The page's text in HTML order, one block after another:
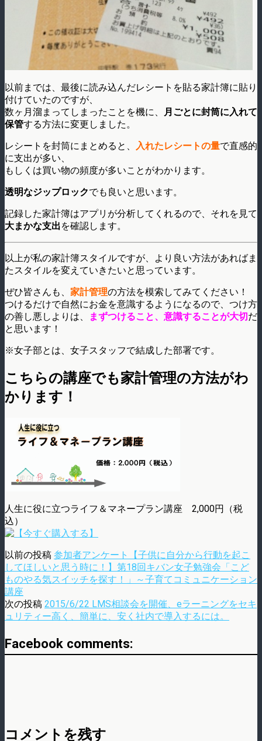
以前までは、最後に読み込んだレシートを貼る家計簿に貼り
付けていたのですが、
数ヶ月溜まってしまったことを機に、
月ごとに封筒に入れて
保管する方法に変更しました。
レシートを封筒にまとめると、
入れたレシートの量で直感的
に支出が多い、
もしくは買い物の頻度が多いことがわかります。
透明なジップロックでも良いと思います。
記録した家計簿はアプリが分析してくれるので、それを見て
大まかな支出を確認します。
以上が私の家計簿スタイルですが、より良い方法があればま
たスタイルを変えていきたいと思っています。
ぜひ皆さんも、 家計管理の方法を模索してみてください！
つけるだけで自然にお金を意識するようになるので、つけ方
の善し悪しよりは、
まずつけること、意識することが大切だ
と思います！
※女子部とは、女子スタッフで結成した部署です。
こちらの講座でも家計管理の方法がわ
かります！
人生に役に立つライフ＆マネープラン講座 2,000円（税
込）
以前の投稿 参加者アンケート【子供に自分から行動を起こ
してほしいと思う時に！】第18回キバン女子勉強会「こど
ものやる気スイッチを探す！」～子育てコミュニケーション
講座
次の投稿 2015/6/22 LMS相談会を開催、eラーニングをセキ
ュリティー高く、簡単に、安く社内で導入するには。
Facebook comments:
コメントを残す